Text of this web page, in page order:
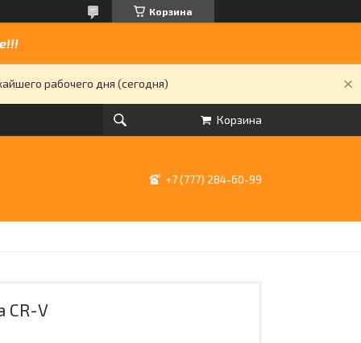
Корзина
рабочего дня (сегодня)
Корзина
+7 (777) 284-60-99
CR-V